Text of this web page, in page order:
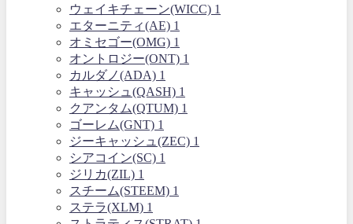
ウェイキチェーン(WICC) 1
エターニティ(AE) 1
オミセゴー(OMG) 1
オントロジー(ONT) 1
カルダノ(ADA) 1
キャッシュ(QASH) 1
クアンタム(QTUM) 1
ゴーレム(GNT) 1
ジーキャッシュ(ZEC) 1
シアコイン(SC) 1
ジリカ(ZIL) 1
スチーム(STEEM) 1
ステラ(XLM) 1